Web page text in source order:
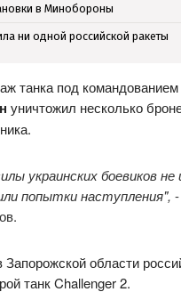
в Минобороны
ни одной российской ракеты
танка под
уничтожил несколько
украинских боевиков не
попытки наступления", -
Запорожской области
танк Challenger 2.